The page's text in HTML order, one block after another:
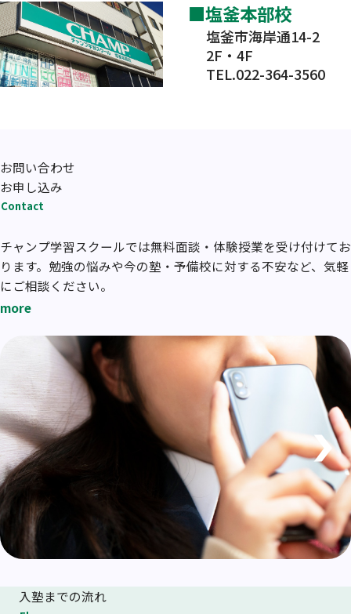
塩釜本部校
塩釜市海岸通14-2
2F・4F
TEL.022-364-3560
お問い合わせ
お申し込み
Contact
チャンプ学習スクールでは無料面談・体験授業を受け付けてお
ります。勉強の悩みや今の塾・予備校に対する不安など、気軽
にご相談ください。
more
入塾までの流れ